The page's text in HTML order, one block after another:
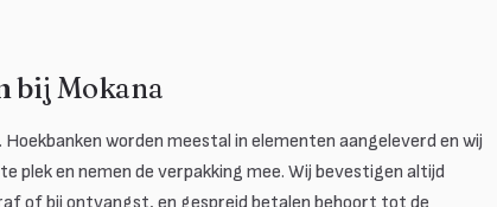
bij Mokana
worden meestal in elementen aangeleverd en wij
plek en nemen de verpakking mee. Wij bevestigen altijd